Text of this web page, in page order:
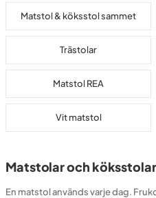
Matstol & köksstol sammet
Trästolar
Matstol REA
Vit matstol
Matstolar och
En matstol används varje dag.